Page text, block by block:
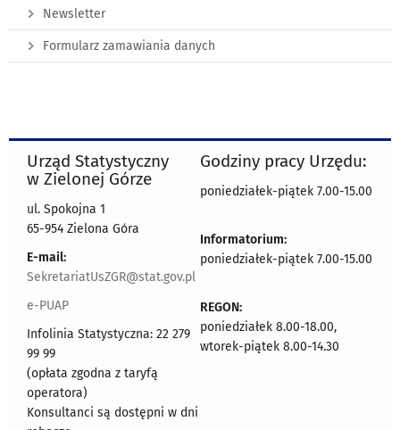
Newsletter
Formularz zamawiania danych
Urząd Statystyczny
w Zielonej Górze
ul. Spokojna 1
65-954 Zielona Góra
E-mail:
SekretariatUsZGR@stat.gov.pl
e-PUAP
Infolinia Statystyczna: 22 279
99 99
(opłata zgodna z taryfą
operatora)
Konsultanci są dostępni w dni
Godziny pracy Urzędu:
poniedziałek-piątek 7.00-15.00
Informatorium:
poniedziałek-piątek 7.00-15.00
REGON:
poniedziałek 8.00-18.00,
wtorek-piątek 8.00-14.30